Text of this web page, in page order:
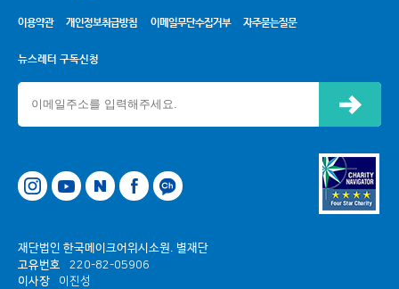
이용약관 개인정보취급방침 이메일무단수집거부 자주묻는질문
뉴스레터 구독신청
이버페이스북카카오톡 채널
재단법인 한국메이크어위시소원. 별재단
고유번호
220-82-05906
이사장
이진성